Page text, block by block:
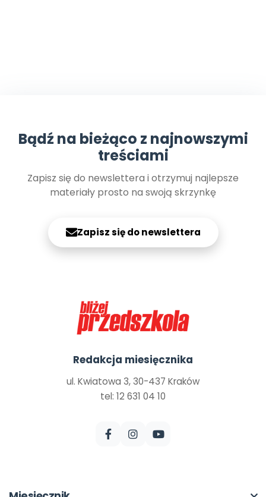
Bądź na bieżąco z najnowszymi
treściami
Zapisz się do newslettera i otrzymuj najlepsze
materiały prosto na swoją skrzynkę
Zapisz się do newslettera
Redakcja miesięcznika
ul. Kwiatowa 3, 30-437 Kraków
tel: 12 631 04 10